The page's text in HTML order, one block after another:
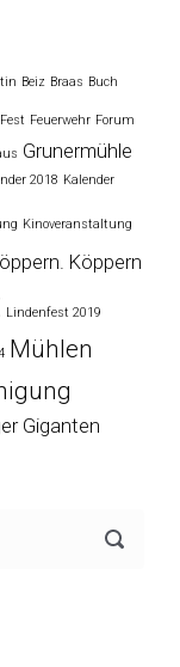
Beiz Braas Buch
Fest Feuerwehr Forum
Grunermühle
2018 Kalender
Kinoveranstaltung
Köppern
Lindenfest 2019
Mühlen
Giganten